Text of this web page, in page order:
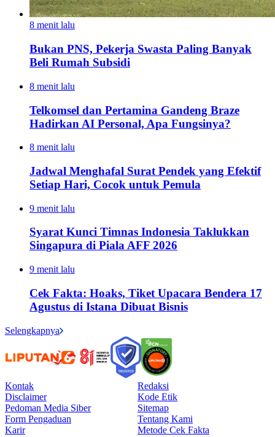
8 menit lalu
Bukan PNS, Pekerja Swasta Paling Banyak
Beli Rumah Subsidi
8 menit lalu
Telkomsel dan Pertamina Gandeng Braze
Hadirkan AI Personal, Apa Fungsinya?
8 menit lalu
Jadwal Menghafal Surat Pendek yang Efektif
Setiap Hari, Cocok untuk Pemula
9 menit lalu
Syarat Kunci Timnas Indonesia Taklukkan
Singapura di Piala AFF 2026
9 menit lalu
Cek Fakta: Hoaks, Tiket Upacara Bendera 17
Agustus di Istana Dibuat Bisnis
Selengkapnya
Kontak
Redaksi
Disclaimer
Kode Etik
Pedoman Media Siber
Sitemap
Form Pengaduan
Tentang Kami
Karir
Metode Cek Fakta